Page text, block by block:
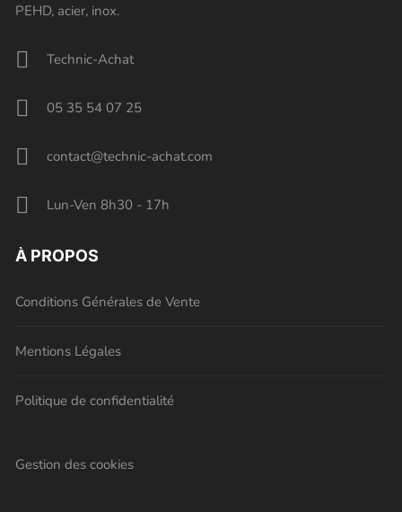
PEHD, acier, inox.
Technic-Achat
05 35 54 07 25
contact@technic-achat.com
Lun-Ven 8h30 - 17h
À PROPOS
Conditions Générales de Vente
Mentions Légales
Politique de confidentialité
Gestion des cookies